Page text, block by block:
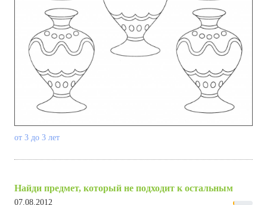
от 3 до 3 лет
Найди предмет, который не подходит к остальным
07.08.2012